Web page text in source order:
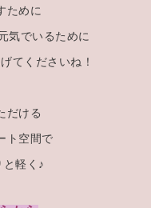
ために
気でいるために
てくださいね！
だける
ト空間で
軽く♪